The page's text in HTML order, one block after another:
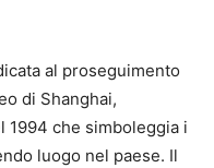
al proseguimento
di Shanghai,
che simboleggia i
luogo nel paese. Il